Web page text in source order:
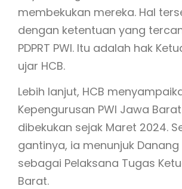
membekukan mereka. Hal
dengan ketentuan yang
PDPRT PWI. Itu adalah hak
ujar HCB.
Lebih lanjut, HCB
Kepengurusan PWI Jawa
dibekukan sejak Maret 2024.
gantinya, ia menunjuk
sebagai Pelaksana Tugas
Barat.